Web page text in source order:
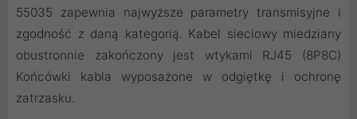
55035 zapewnia najwyższe parametry transmisyjne i
zgodność z daną kategorią. Kabel sieciowy miedziany
obustronnie zakończony jest wtykami RJ45 (8P8C)
Końcówki kabla wyposażone w odgiętkę i ochronę
zatrzasku.